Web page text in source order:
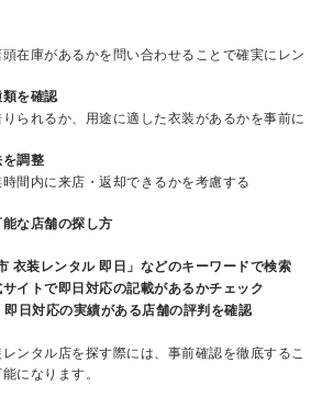
在庫があるかを問い合わせることで確実にレン
を確認
られるか、用途に適した衣装があるかを事前に
調整
間内に来店・返却できるかを考慮する
な店舗の探し方
衣装レンタル 即日」などのキーワードで検索
イトで即日対応の記載があるかチェック
日対応の実績がある店舗の評判を確認
ンタル店を探す際には、事前確認を徹底するこ
になります。